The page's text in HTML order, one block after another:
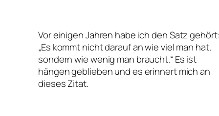
Vor einigen Jahren habe ich den Satz
„Es kommt nicht darauf an wie viel man hat,
sondern wie wenig man braucht.“ Es ist
hängen geblieben und es erinnert mich an
dieses Zitat.